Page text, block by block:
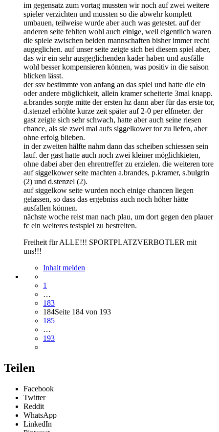
im gegensatz zum vortag mussten wir noch auf zwei weitere
spieler verzichten und mussten so die abwehr komplett
umbauen, teilweise wurde aber auch was getestet. auf der
anderen seite fehlten wohl auch einige, weil eigentlich waren
die spiele zwischen beiden mannschaften bisher immer recht
augeglichen. auf unser seite zeigte sich bei diesem spiel aber,
das wir ein sehr ausgeglichenden kader haben und ausfälle
wohl besser kompensieren können, was positiv in die saison
blicken lässt.
der ssv bestimmte von anfang an das spiel und hatte die ein
oder andere möglichkeit, allein kramer scheiterte 3mal knapp.
a.brandes sorgte mitte der ersten hz dann aber für das erste tor,
d.stenzel erhöhte kurze zeit später auf 2-0 per elfmeter. der
gast zeigte sich sehr schwach, hatte aber auch seine riesen
chance, als sie zwei mal aufs siggelkower tor zu liefen, aber
ohne erfolg blieben.
in der zweiten hälfte nahm dann das scheiben schiessen sein
lauf. der gast hatte auch noch zwei kleiner möglichkieten,
ohne dabei aber den ehrentreffer zu erzielen. die weiteren tore
auf siggelkower seite machten a.brandes, p.kramer, s.bulgrin
(2) und d.stenzel (2).
auf siggelkow seite wurden noch einige chancen liegen
gelassen, so dass das ergebniss auch noch höher hätte
ausfallen können.
nächste woche reist man nach plau, um dort gegen den plauer
fc ein weiteres testspiel zu bestreiten.
Freiheit für ALLE!!! SPORTPLATZVERBOTLER mit
uns!!!
Inhalt melden
1
…
183
184Seite 184 von 193
185
…
193
Teilen
Facebook
Twitter
Reddit
WhatsApp
LinkedIn